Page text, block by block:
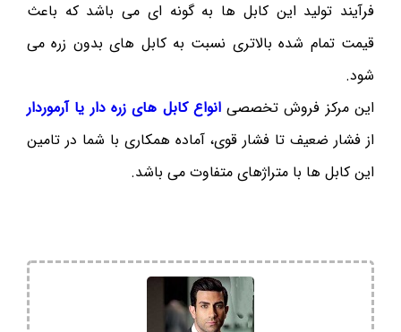
فرآیند تولید این کابل ها به گونه ای می باشد که باعث
قیمت تمام شده بالاتری نسبت به کابل های بدون زره می
شود.
این مرکز فروش تخصصیانواع کابل های زره دار یا آرموردار
از فشار ضعیف تا فشار قوی، آماده همکاری با شما در تامین
این کابل ها با متراژهای متفاوت می باشد.